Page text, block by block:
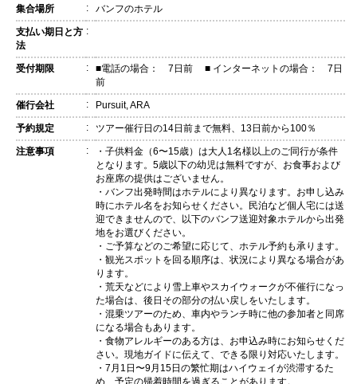
集合場所 : バンフのホテル
支払い期日と方
法
:
受付期限 :
■電話の場合： 7日前 ■ インターネットの場合： 7日
前
催行会社 : Pursuit, ARA
予約規定 : ツアー催行日の14日前まで無料、13日前から100％
注意事項 :
・子供料金（6〜15歳）は大人1名様以上のご同行が条件
となります。5歳以下の幼児は無料ですが、お食事および
お座席の提供はございません。
・バンフ出発時間はホテルにより異なります。お申し込み
時にホテル名をお知らせください。民泊など個人宅には送
迎できませんので、以下のバンフ送迎対象ホテルから出発
地をお選びください。
・ご予算などのご希望に応じて、ホテル予約も承ります。
・観光スポットを回る順序は、状況により異なる場合があ
ります。
・荒天などにより雪上車やスカイウォークが不催行になっ
た場合は、後日その部分の払い戻しをいたします。
・混乗ツアーのため、車内やランチ時に他の参加者と同席
になる場合もあります。
・食物アレルギーのある方は、お申込み時にお知らせくだ
さい。現地ガイドに伝えて、できる限り対応いたします。
・7月1日〜9月15日の繁忙期はハイウェイが渋滞するた
め、予定の帰着時間を過ぎることがあります。